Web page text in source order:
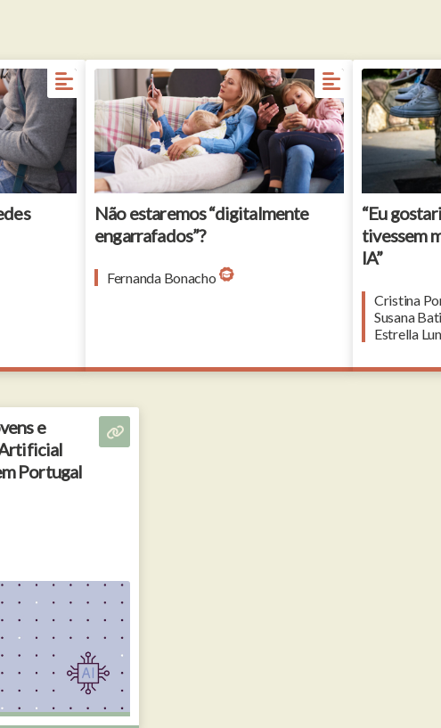
in
outdoors
up shot
Parents and children using mobile phone in
living room
Não estaremos “digitalmente
engarrafados”?
Fernanda Bonacho
“Eu
tivessem
IA”
Cristina
Susana
Estrella
e
Portugal